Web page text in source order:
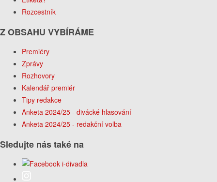
Rozcestník
Z OBSAHU VYBÍRÁME
Premiéry
Zprávy
Rozhovory
Kalendář premiér
Tipy redakce
Anketa 2024/25 - divácké hlasování
Anketa 2024/25 - redakční volba
Sledujte nás také na